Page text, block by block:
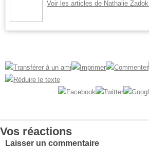
Voir les articles de Nathalie Zadok
Vos réactions
Laisser un commentaire